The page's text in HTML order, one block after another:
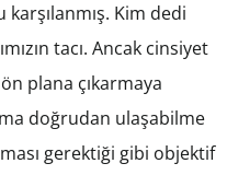
Kim dedi
tacı. Ancak cinsiyet
plana çıkarmaya
doğrudan ulaşabilme
gerektiği gibi objektif